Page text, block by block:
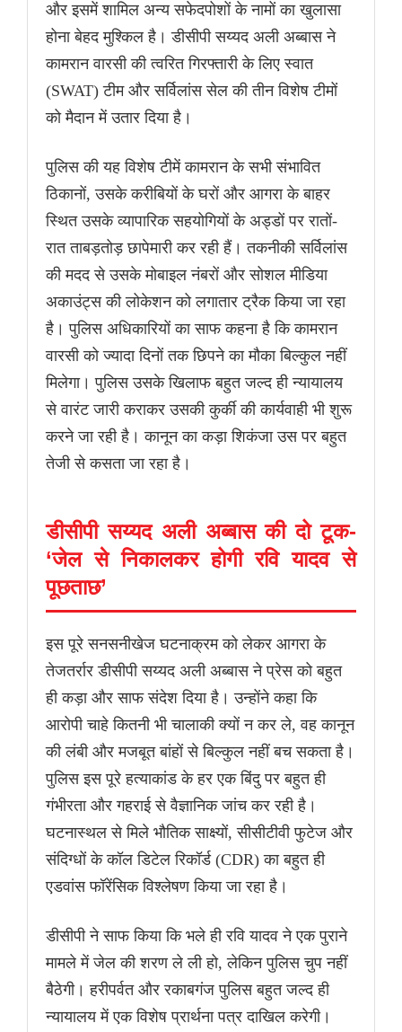
और इसमें शामिल अन्य सफेदपोशों के नामों का खुलासा
होना बेहद मुश्किल है। डीसीपी सय्यद अली अब्बास ने
कामरान वारसी की त्वरित गिरफ्तारी के लिए स्वात
(SWAT) टीम और सर्विलांस सेल की तीन विशेष टीमों
को मैदान में उतार दिया है।
पुलिस की यह विशेष टीमें कामरान के सभी संभावित
ठिकानों, उसके करीबियों के घरों और आगरा के बाहर
स्थित उसके व्यापारिक सहयोगियों के अड्डों पर रातों-
रात ताबड़तोड़ छापेमारी कर रही हैं। तकनीकी सर्विलांस
की मदद से उसके मोबाइल नंबरों और सोशल मीडिया
अकाउंट्स की लोकेशन को लगातार ट्रैक किया जा रहा
है। पुलिस अधिकारियों का साफ कहना है कि कामरान
वारसी को ज्यादा दिनों तक छिपने का मौका बिल्कुल नहीं
मिलेगा। पुलिस उसके खिलाफ बहुत जल्द ही न्यायालय
से वारंट जारी कराकर उसकी कुर्की की कार्यवाही भी शुरू
करने जा रही है। कानून का कड़ा शिकंजा उस पर बहुत
तेजी से कसता जा रहा है।
डीसीपी सय्यद अली अब्बास की दो टूक-
‘जेल से निकालकर होगी रवि यादव से
पूछताछ’
इस पूरे सनसनीखेज घटनाक्रम को लेकर आगरा के
तेजतर्रार डीसीपी सय्यद अली अब्बास ने प्रेस को बहुत
ही कड़ा और साफ संदेश दिया है। उन्होंने कहा कि
आरोपी चाहे कितनी भी चालाकी क्यों न कर ले, वह कानून
की लंबी और मजबूत बांहों से बिल्कुल नहीं बच सकता है।
पुलिस इस पूरे हत्याकांड के हर एक बिंदु पर बहुत ही
गंभीरता और गहराई से वैज्ञानिक जांच कर रही है।
घटनास्थल से मिले भौतिक साक्ष्यों, सीसीटीवी फुटेज और
संदिग्धों के कॉल डिटेल रिकॉर्ड (CDR) का बहुत ही
एडवांस फॉरेंसिक विश्लेषण किया जा रहा है।
डीसीपी ने साफ किया कि भले ही रवि यादव ने एक पुराने
मामले में जेल की शरण ले ली हो, लेकिन पुलिस चुप नहीं
बैठेगी। हरीपर्वत और रकाबगंज पुलिस बहुत जल्द ही
न्यायालय में एक विशेष प्रार्थना पत्र दाखिल करेगी।